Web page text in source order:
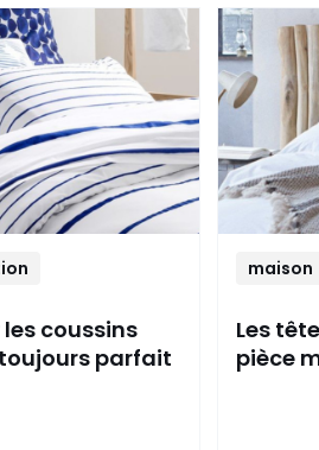
les coussins
parfait
maison
Les
pièce